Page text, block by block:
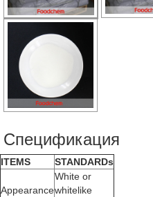
Спецификация
ITEMS STANDARDs
Appearance
White or
whitelike